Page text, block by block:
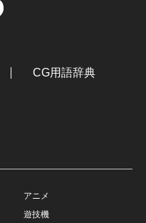
CG用語辞典
アニメ
遊技機